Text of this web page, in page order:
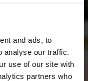
and ads, to
analyse our traffic.
use of our site with
partners who